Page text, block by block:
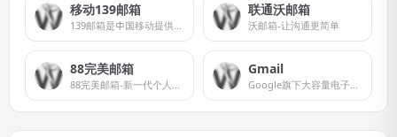
移动139邮箱
139邮箱是中国移动提供的电子邮件业务，以手机号@139.com作为邮箱地址，来邮短信及时提醒,同时提供WEB、WAP、短彩信、APP等多种方式，随时随地收发邮件
联通沃邮箱
沃邮箱-让沟通更简单
88完美邮箱
88完美邮箱-新一代个人免费邮箱-完美邮箱让沟通更正式更完美
Gmail
Google旗下大容量电子邮件服务软件